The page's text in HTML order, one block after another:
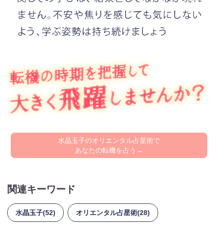
水晶玉子のオリエンタル占星術で
あなたの転機を占う→
関連キーワード
水晶玉子(52) オリエンタル占星術(28)